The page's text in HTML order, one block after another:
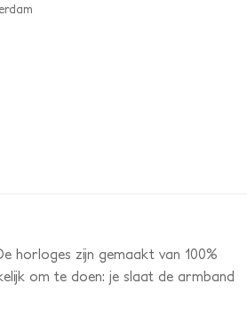
horloges zijn gemaakt van 100%
om te doen: je slaat de armband